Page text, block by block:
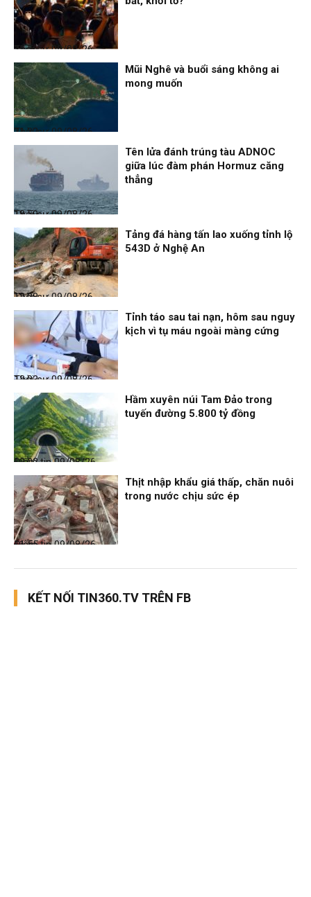
Thời sự
09/08/26, 21:56
Thời sự
09/08/26, 21:32
Mũi Nghê và buổi sáng không ai
mong muốn
Thời sự
09/08/26, 18:59
Tên lửa đánh trúng tàu ADNOC
giữa lúc đàm phán Hormuz căng
thẳng
Thời sự
09/08/26, 12:08
Tảng đá hàng tấn lao xuống tỉnh lộ
543D ở Nghệ An
Thời sự
09/08/26, 12:03
Tỉnh táo sau tai nạn, hôm sau nguy
kịch vì tụ máu ngoài màng cứng
Điểm tin
09/08/26, 12:02
Hầm xuyên núi Tam Đảo trong
tuyến đường 5.800 tỷ đồng
Điểm tin
09/08/26, 11:55
Thịt nhập khẩu giá thấp, chăn nuôi
trong nước chịu sức ép
KẾT NỐI TIN360.TV TRÊN FB